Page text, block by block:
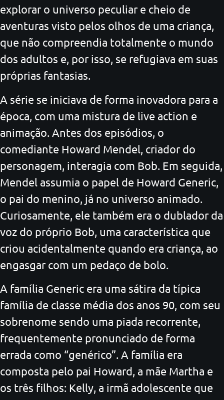
explorar o universo peculiar e cheio de
aventuras visto pelos olhos de uma criança,
que não compreendia totalmente o mundo
dos adultos e, por isso, se refugiava em suas
próprias fantasias.
A série se iniciava de forma inovadora para a
época, com uma mistura de live action e
animação. Antes dos episódios, o
comediante Howard Mendel, criador do
personagem, interagia com Bob. Em seguida,
Mendel assumia o papel de Howard Generic,
o pai do menino, já no universo animado.
Curiosamente, ele também era o dublador da
voz do próprio Bob, uma característica que
criou acidentalmente quando era criança, ao
engasgar com um pedaço de bolo.
A família Generic era uma sátira da típica
família de classe média dos anos 90, com seu
sobrenome sendo uma piada recorrente,
frequentemente pronunciado de forma
errada como “genérico”. A família era
composta pelo pai Howard, a mãe Martha e
os três filhos: Kelly, a irmã adolescente que